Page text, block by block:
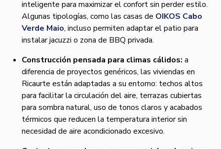
inteligente para maximizar el confort sin perder estilo.
Algunas tipologías, como las casas de OIKOS Cabo
Verde Maio, incluso permiten adaptar el patio para
instalar jacuzzi o zona de BBQ privada.
Construcción pensada para climas cálidos: a
diferencia de proyectos genéricos, las viviendas en
Ricaurte están adaptadas a su entorno: techos altos
para facilitar la circulación del aire, terrazas cubiertas
para sombra natural, uso de tonos claros y acabados
térmicos que reducen la temperatura interior sin
necesidad de aire acondicionado excesivo.